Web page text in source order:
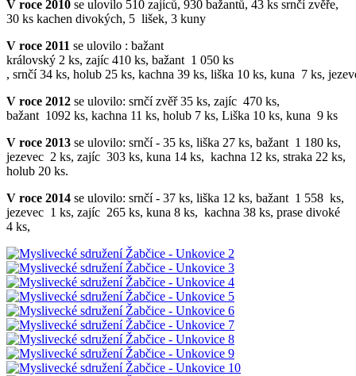
V roce 2010 se ulovilo 510 zajíců, 930 bažantů, 43 ks srnčí zvěře,
30 ks kachen divokých, 5 lišek, 3 kuny
V roce 2011 se ulovilo : bažant
královský 2 ks, zajíc 410 ks, bažant 1 050 ks
, srnčí 34 ks, holub 25 ks, kachna 39 ks, liška 10 ks, kuna 7 ks,
V roce 2012 se ulovilo: srnčí zvěř 35 ks, zajíc 470 ks,
bažant 1092 ks, kachna 11 ks, holub 7 ks, Liška 10 ks, kuna 9 ks
V roce 2013 se ulovilo: srnčí - 35 ks, liška 27 ks, bažant 1 180 ks,
jezevec 2 ks, zajíc 303 ks, kuna 14 ks, kachna 12 ks, straka 22 ks,
holub 20 ks.
V roce 2014 se ulovilo: srnčí - 37 ks, liška 12 ks, bažant 1 558 ks,
jezevec 1 ks, zajíc 265 ks, kuna 8 ks, kachna 38 ks, prase divoké
4 ks,